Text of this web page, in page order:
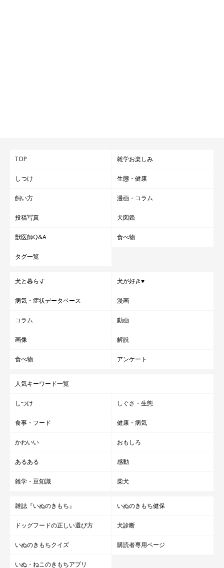
TOP 雑学お楽しみ
しつけ 生態・健康
飼い方 漫画・コラム
投稿写真 犬図鑑
獣医師Q&A 食べ物
タグ一覧
犬と暮らす 犬が好き♥
病気・症状データベース 漫画
コラム 動画
画像 解説
食べ物 アンケート
人気キーワード一覧
しつけ しぐさ・生態
食事・フード 健康・病気
かわいい おもしろ
あるある 感動
雑学・豆知識 柴犬
雑誌『いぬのきもち』 いぬのきもち健保
ドッグフードの正しい選び方 犬診断
いぬのきもちクイズ 購読者専用ページ
いぬ・ねこのきもちアプリ